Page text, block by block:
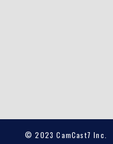
© 2023 CamCast7 Inc.